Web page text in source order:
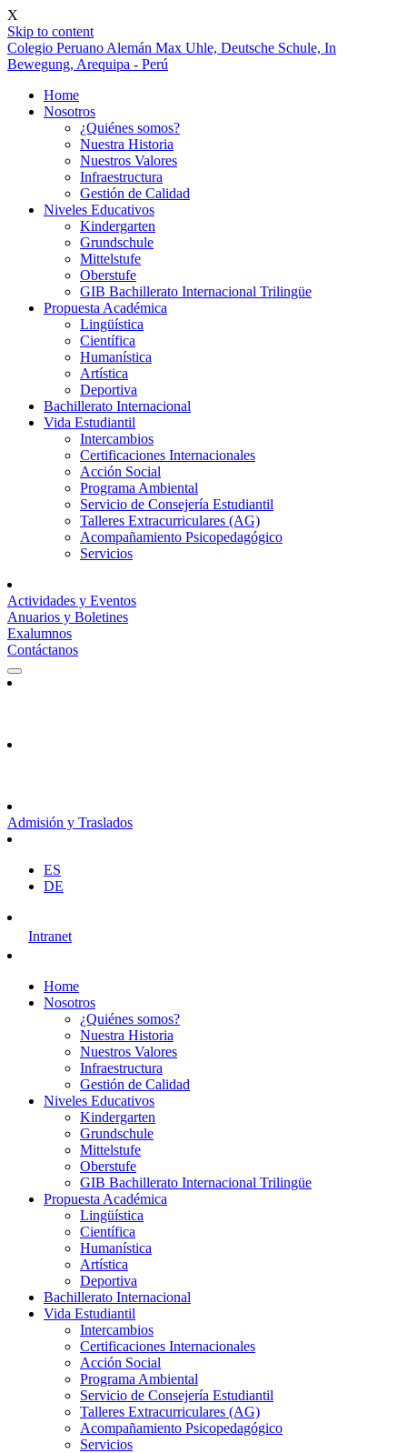
X
Skip to content
Colegio Peruano Alemán Max Uhle, Deutsche Schule, In
Bewegung, Arequipa - Perú
Home
Nosotros
¿Quiénes somos?
Nuestra Historia
Nuestros Valores
Infraestructura
Gestión de Calidad
Niveles Educativos
Kindergarten
Grundschule
Mittelstufe
Oberstufe
GIB Bachillerato Internacional Trilingüe
Propuesta Académica
Lingüística
Científica
Humanística
Artística
Deportiva
Bachillerato Internacional
Vida Estudiantil
Intercambios
Certificaciones Internacionales
Acción Social
Programa Ambiental
Servicio de Consejería Estudiantil
Talleres Extracurriculares (AG)
Acompañamiento Psicopedagógico
Servicios
Actividades y Eventos
Anuarios y Boletines
Exalumnos
Contáctanos
Admisión y Traslados
ES
DE
Intranet
Home
Nosotros
¿Quiénes somos?
Nuestra Historia
Nuestros Valores
Infraestructura
Gestión de Calidad
Niveles Educativos
Kindergarten
Grundschule
Mittelstufe
Oberstufe
GIB Bachillerato Internacional Trilingüe
Propuesta Académica
Lingüística
Científica
Humanística
Artística
Deportiva
Bachillerato Internacional
Vida Estudiantil
Intercambios
Certificaciones Internacionales
Acción Social
Programa Ambiental
Servicio de Consejería Estudiantil
Talleres Extracurriculares (AG)
Acompañamiento Psicopedagógico
Servicios